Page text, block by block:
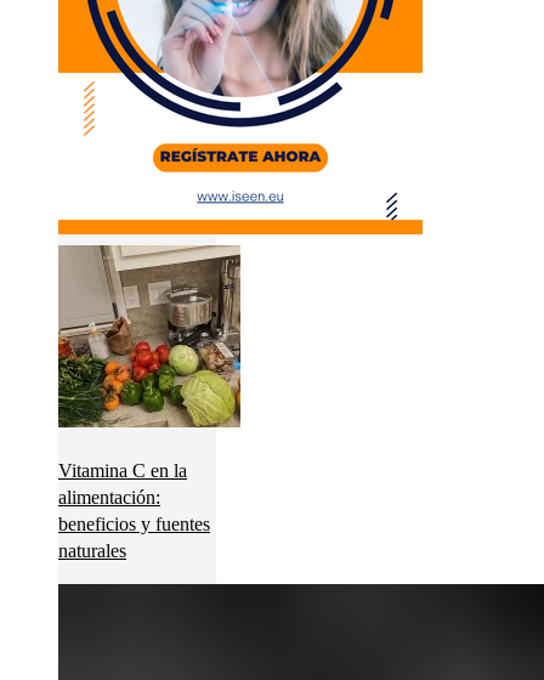
Vitamina C en la
alimentación:
beneficios y fuentes
naturales